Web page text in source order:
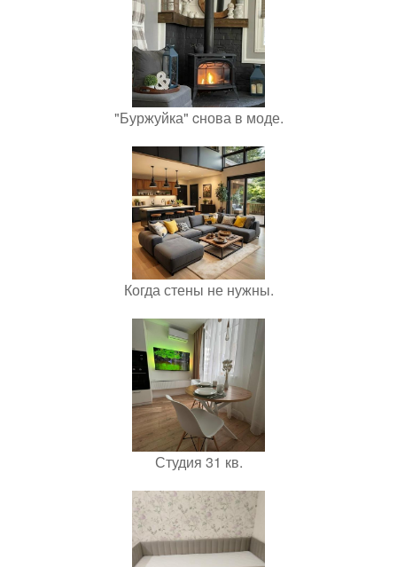
"Буржуйка" cнова в моде.
Когда стены не нужны.
Студия 31 кв.